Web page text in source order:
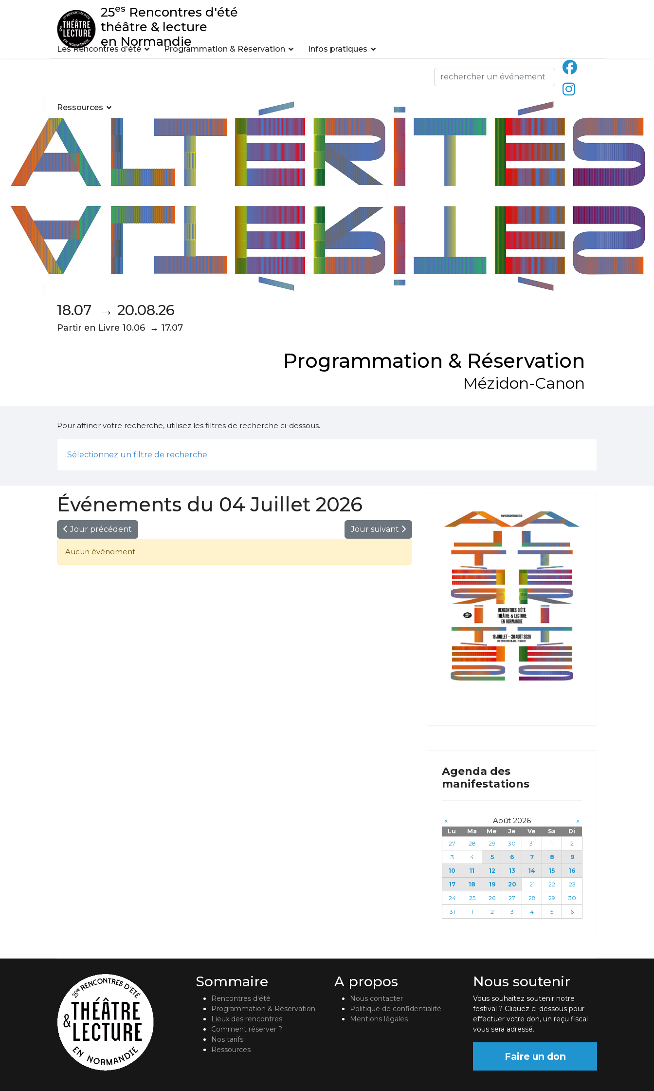
25es Rencontres d'été
théâtre & lecture
en Normandie
Les Rencontres d'été Programmation & Réservation Infos pratiques
Ressources
18.07 → 20.08.26
Partir en Livre 10.06 → 17.07
Programmation & Réservation
Mézidon-Canon
Pour affiner votre recherche, utilisez les filtres de recherche ci-dessous.
Sélectionnez un filtre de recherche
Événements du 04 Juillet 2026
Jour précédent Jour suivant
Aucun événement
Agenda des
manifestations
« Août 2026 »
Lu Ma Me Je Ve Sa
Di
27
28 29 30 31 1
2
3
4 5 6 7 8
9
10
11 12 13 14 15
16
17
18 19 20 21 22
23
24
25 26 27 28 29
30
31
1 2 3 4 5 6
Sommaire
Rencontres d'été
Programmation & Réservation
Lieux des rencontres
Comment réserver ?
Nos tarifs
Ressources
A propos
Nous contacter
Politique de confidentialité
Mentions légales
Nous soutenir
Vous souhaitez soutenir notre
festival ? Cliquez ci-dessous pour
effectuer votre don, un reçu fiscal
vous sera adressé.
Faire un don